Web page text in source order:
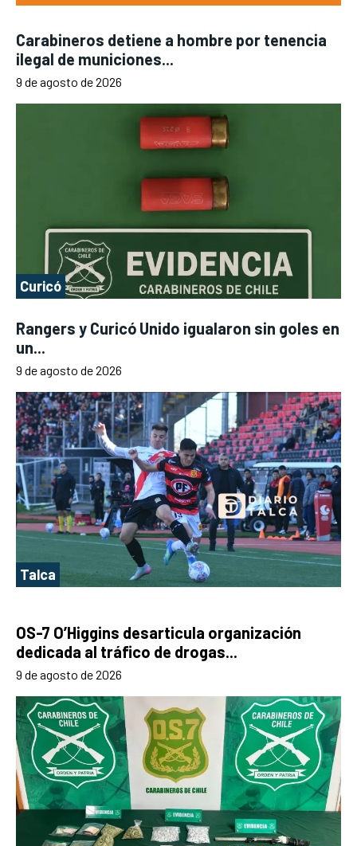
Carabineros detiene a hombre por tenencia
ilegal de municiones...
9 de agosto de 2026
Curicó
Rangers y Curicó Unido igualaron sin goles en
un...
9 de agosto de 2026
Talca
OS-7 O’Higgins desarticula organización
dedicada al tráfico de drogas...
9 de agosto de 2026